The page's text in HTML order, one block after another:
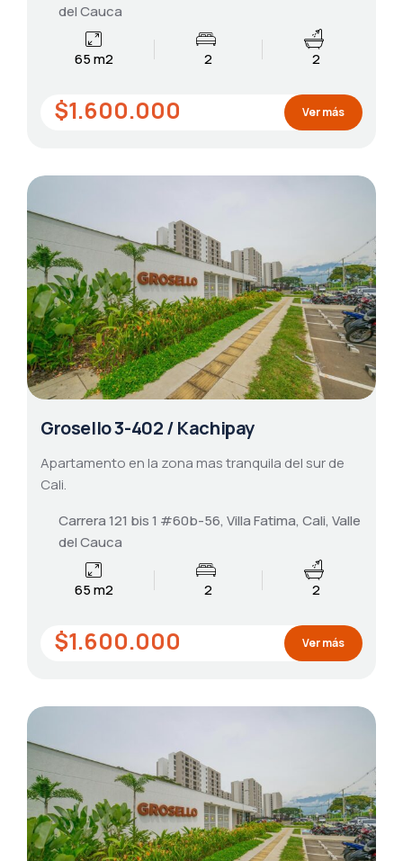
del Cauca
65 m2 2 2
$1.600.000 Ver más
Grosello 3-402 / Kachipay
Apartamento en la zona mas tranquila del sur de
Cali.
Carrera 121 bis 1 #60b-56, Villa Fatima, Cali, Valle
del Cauca
65 m2 2 2
$1.600.000 Ver más